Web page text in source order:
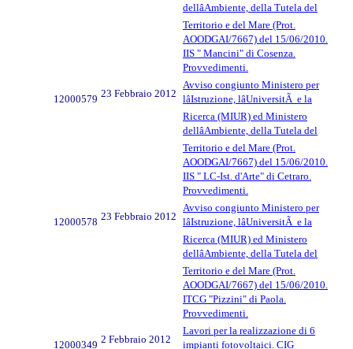
dellâAmbiente, della Tutela del
Territorio e del Mare (Prot.
AOODGAI/7667) del 15/06/2010.
IIS " Mancini" di Cosenza.
Provvedimenti.
12000579 23 Febbraio 2012
Avviso congiunto Ministero per
lâIstruzione, lâUniversitÃ e la
Ricerca (MIUR) ed Ministero
dellâAmbiente, della Tutela del
Territorio e del Mare (Prot.
AOODGAI/7667) del 15/06/2010.
IIS " LC-Ist. d'Arte" di Cetraro.
Provvedimenti.
12000578 23 Febbraio 2012
Avviso congiunto Ministero per
lâIstruzione, lâUniversitÃ e la
Ricerca (MIUR) ed Ministero
dellâAmbiente, della Tutela del
Territorio e del Mare (Prot.
AOODGAI/7667) del 15/06/2010.
ITCG "Pizzini" di Paola.
Provvedimenti.
12000349 2 Febbraio 2012
Lavori per la realizzazione di 6
impianti fotovoltaici. CIG